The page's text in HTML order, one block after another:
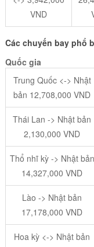
VND
Các chuyến bay phổ
Quốc gia
Trung Quốc <-> Nhật
bản 12,708,000 VND
Thái Lan -> Nhật bản
2,130,000 VND
Thổ nhĩ kỳ -> Nhật bản
14,327,000 VND
Lào -> Nhật bản
17,178,000 VND
Hoa kỳ <-> Nhật bản